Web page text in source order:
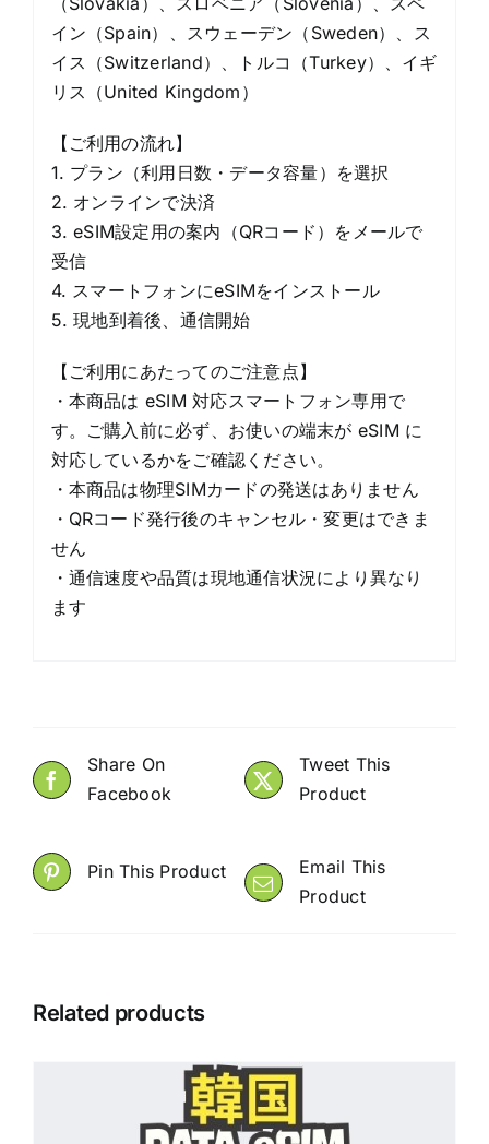
イン（Spain）、スウェーデン（Sweden）、ス
イス（Switzerland）、トルコ（Turkey）、イギ
リス（United Kingdom）
【ご利用の流れ】
1. プラン（利用日数・データ容量）を選択
2. オンラインで決済
3. eSIM設定用の案内（QRコード）をメールで
受信
4. スマートフォンにeSIMをインストール
5. 現地到着後、通信開始
【ご利用にあたってのご注意点】
・本商品は eSIM 対応スマートフォン専用で
す。ご購入前に必ず、お使いの端末が eSIM に
対応しているかをご確認ください。
・本商品は物理SIMカードの発送はありません
・QRコード発行後のキャンセル・変更はできま
せん
・通信速度や品質は現地通信状況により異なり
ます
Share On
Facebook
Tweet This
Product
Pin This Product
Email This
Product
Related products